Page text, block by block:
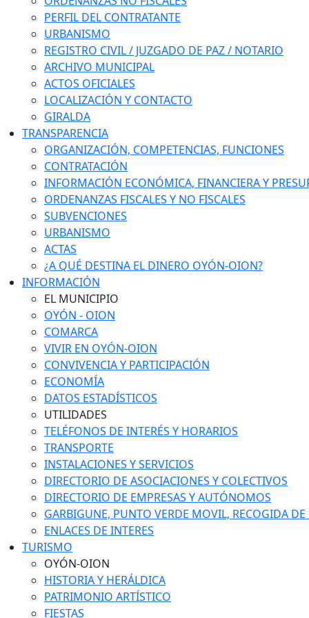
PERFIL DEL CONTRATANTE
URBANISMO
REGISTRO CIVIL / JUZGADO DE PAZ / NOTARIO
ARCHIVO MUNICIPAL
ACTOS OFICIALES
LOCALIZACIÓN Y CONTACTO
GIRALDA
TRANSPARENCIA
ORGANIZACIÓN, COMPETENCIAS, FUNCIONES
CONTRATACIÓN
INFORMACIÓN ECONÓMICA, FINANCIERA Y
ORDENANZAS FISCALES Y NO FISCALES
SUBVENCIONES
URBANISMO
ACTAS
¿A QUÉ DESTINA EL DINERO OYÓN-OION?
INFORMACIÓN
EL MUNICIPIO
OYÓN - OION
COMARCA
VIVIR EN OYÓN-OION
CONVIVENCIA Y PARTICIPACIÓN
ECONOMÍA
DATOS ESTADÍSTICOS
UTILIDADES
TELÉFONOS DE INTERÉS Y HORARIOS
TRANSPORTE
INSTALACIONES Y SERVICIOS
DIRECTORIO DE ASOCIACIONES Y COLECTIVOS
DIRECTORIO DE EMPRESAS Y AUTÓNOMOS
GARBIGUNE, PUNTO VERDE MOVIL, RECOGIDA DE
ENLACES DE INTERES
TURISMO
OYÓN-OION
HISTORIA Y HERÁLDICA
PATRIMONIO ARTÍSTICO
FIESTAS